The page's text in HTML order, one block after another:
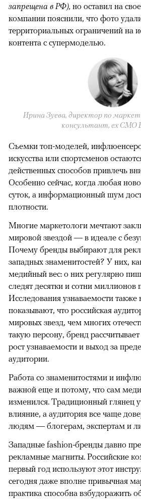
запрещена в РФ), но оставил на
компании пояснили, что фото
территориальных ограничений на
контента с супермоделью.
Ирина Зуева, директор по
консультант, eх CMO
Съемки топ-моделей,
искусства или спортсменов
действенных способов привлечь
Особенно сейчас, когда любая
суток, а информационный шум
плотности.
Многие маркетологи мечтают
мировой звездой — в идеале с
Почему бренды выбирают для
западных знаменитостей? У них,
медийный вес: о них регулярно
следят десятки и сотни миллионов
Исследования узнаваемости также
показывают, что российская
мировых звезд, чем многих
такую персону, бренд
рост узнаваемости и выход за
аудитории.
Работа со знаменитостями и
важной еще и потому, что сам
изменился. Традиционный глянец
влияние, а аудитория все чаще
людям — блогерам, экспертам и
Западные fashion-бренды давно
рекламные магниты. Российские
первый год используют этот
сегодня даже вполне привычная
практика способна взбудоражить